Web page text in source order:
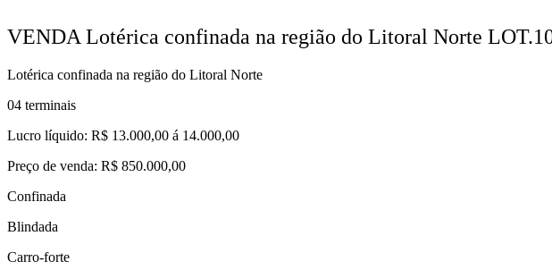
VENDA Lotérica confinada na região do Litoral Norte
Lotérica confinada na região do Litoral Norte
04 terminais
Lucro líquido: R$ 13.000,00 á 14.000,00
Preço de venda: R$ 850.000,00
Confinada
Blindada
Carro-forte